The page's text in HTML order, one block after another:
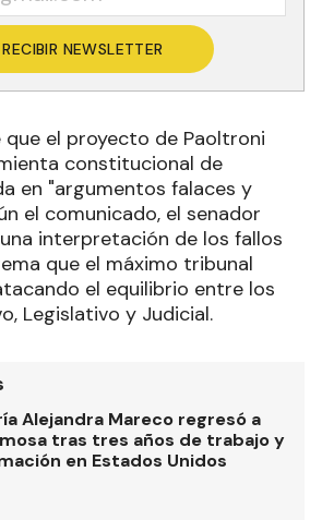
RECIBIR NEWSLETTER
que el proyecto de Paoltroni
constitucional de
en "argumentos falaces y
el comunicado, el senador
interpretación de los fallos
que el máximo tribunal
el equilibrio entre los
Legislativo y Judicial.
Alejandra Mareco regresó a
tras tres años de trabajo y
en Estados Unidos